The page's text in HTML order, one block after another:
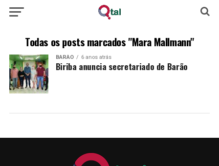
Todas os posts marcados "Mara Mallmann"
BARÃO 6 anos atrás
Biriba anuncia secretariado de Barão